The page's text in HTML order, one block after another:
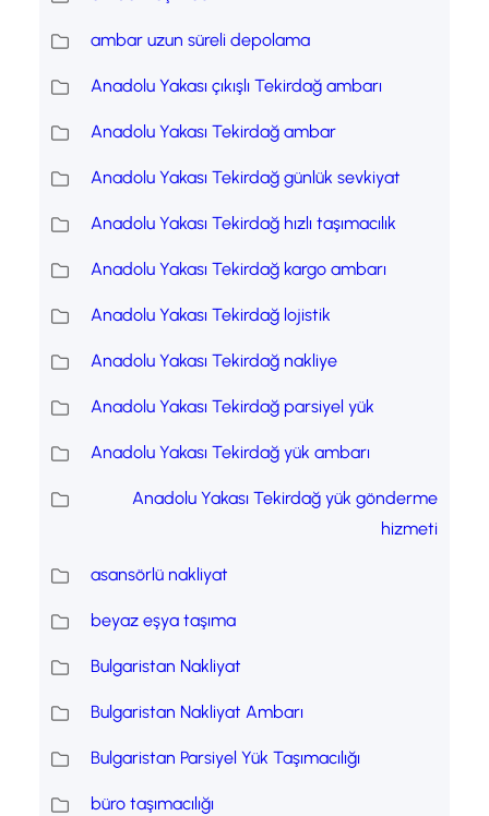
ambar uzun süreli depolama
Anadolu Yakası çıkışlı Tekirdağ ambarı
Anadolu Yakası Tekirdağ ambar
Anadolu Yakası Tekirdağ günlük sevkiyat
Anadolu Yakası Tekirdağ hızlı taşımacılık
Anadolu Yakası Tekirdağ kargo ambarı
Anadolu Yakası Tekirdağ lojistik
Anadolu Yakası Tekirdağ nakliye
Anadolu Yakası Tekirdağ parsiyel yük
Anadolu Yakası Tekirdağ yük ambarı
Anadolu Yakası Tekirdağ yük gönderme
hizmeti
asansörlü nakliyat
beyaz eşya taşıma
Bulgaristan Nakliyat
Bulgaristan Nakliyat Ambarı
Bulgaristan Parsiyel Yük Taşımacılığı
büro taşımacılığı